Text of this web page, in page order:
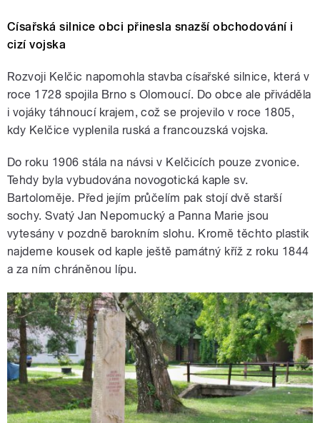
Císařská silnice obci přinesla snazší obchodování i
cizí vojska
Rozvoji Kelčic napomohla stavba císařské silnice, která v
roce 1728 spojila Brno s Olomoucí. Do obce ale přiváděla
i vojáky táhnoucí krajem, což se projevilo v roce 1805,
kdy Kelčice vyplenila ruská a francouzská vojska.
Do roku 1906 stála na návsi v Kelčicích pouze zvonice.
Tehdy byla vybudována novogotická kaple sv.
Bartoloměje. Před jejím průčelím pak stojí dvě starší
sochy. Svatý Jan Nepomucký a Panna Marie jsou
vytesány v pozdně barokním slohu. Kromě těchto plastik
najdeme kousek od kaple ještě památný kříž z roku 1844
a za ním chráněnou lípu.